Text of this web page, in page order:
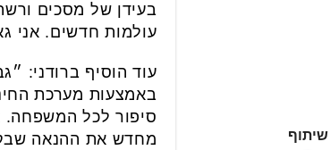
בעידן של מסכים
עולמות חדשים. אני
עוד הוסיף ברודני:
באמצעות מערכת
סיפור לכל המשפחה.
מחדש את ההנאה
שיתוף